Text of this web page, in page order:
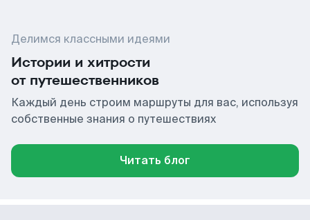
Делимся классными идеями
Истории и хитрости
от путешественников
Каждый день строим маршруты для вас, используя
собственные знания о путешествиях
Читать блог